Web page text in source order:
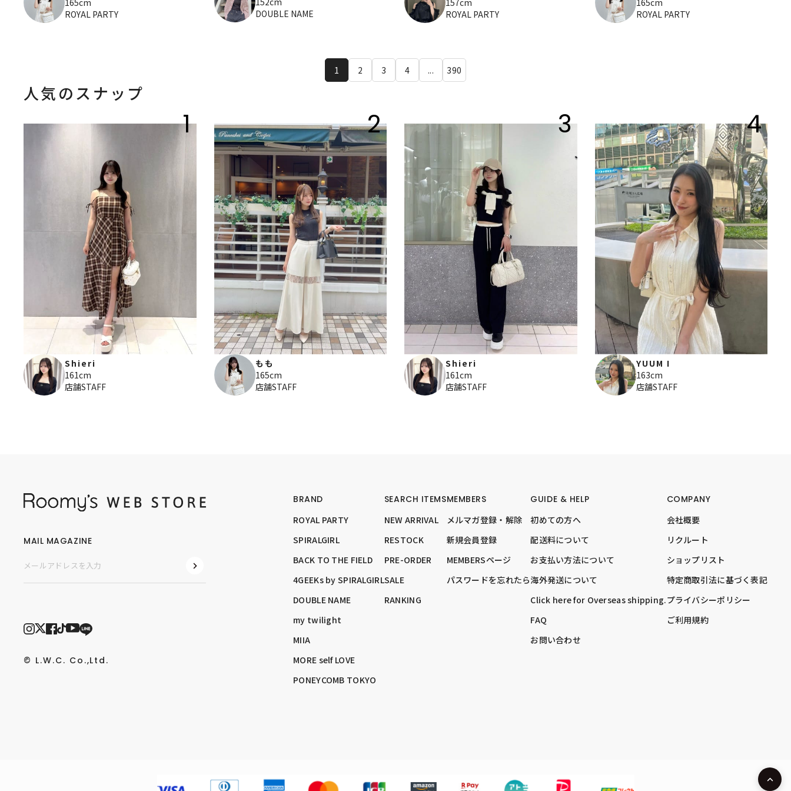
165cm
ROYAL PARTY
DOUBLE NAME
157cm
ROYAL PARTY
165cm
ROYAL PARTY
1 2 3 4 ... 390
人気のスナップ
1
Shieri
161cm
店舗STAFF
2
もも
165cm
店舗STAFF
3
Shieri
161cm
店舗STAFF
4
YUUM I
163cm
店舗STAFF
BRAND
ROYAL PARTY
SPIRALGIRL
BACK TO THE FIELD
4GEEKs by SPIRALGIRL
DOUBLE NAME
my twilight
MIIA
MORE self LOVE
PONEYCOMB TOKYO
SEARCH ITEMS
NEW ARRIVAL
RESTOCK
PRE-ORDER
SALE
RANKING
MEMBERS
メルマガ登録・解除
新規会員登録
MEMBERSページ
パスワードを忘れたら
GUIDE & HELP
初めての方へ
配送料について
お支払い方法について
海外発送について
Click here for Overseas shipping.
FAQ
お問い合わせ
COMPANY
会社概要
リクルート
ショップリスト
特定商取引法に基づく表記
プライバシーポリシー
ご利用規約
MAIL MAGAZINE
© L.W.C. Co.,Ltd.